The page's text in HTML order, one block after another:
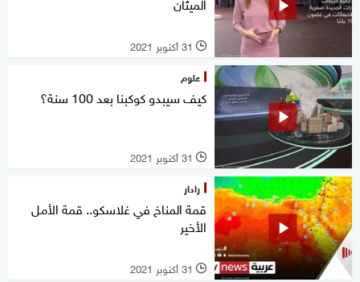
l 31 أكتوبر 2021
علوم
كيف سيبدو كوكبنا بعد 100 سنة؟
l 31 أكتوبر 2021
رادار
قمة المناخ في غلاسكو.. قمة الأمل
الأخير
l 31 أكتوبر 2021